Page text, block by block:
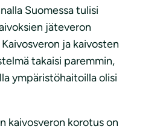
Suomessa tulisi
jäteveron
ja kaivosten
takaisi paremmin,
ympäristöhaitoilla olisi
kaivosveron korotus on